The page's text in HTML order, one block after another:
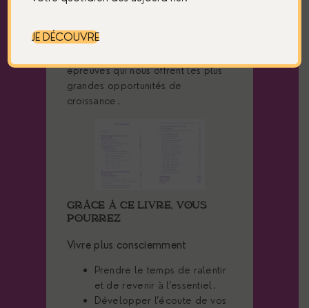
lumineux comme dans les périodes
épreuves qui nous offrent les plus
grandes opportunités de
croissance.
GRÂCE À CE LIVRE, VOUS
POURREZ
Vivre plus consciemment
Prendre le temps de ralentir
et de revenir à l’essentiel.
Développer l’écoute de vos
JE DÉCOUVRE